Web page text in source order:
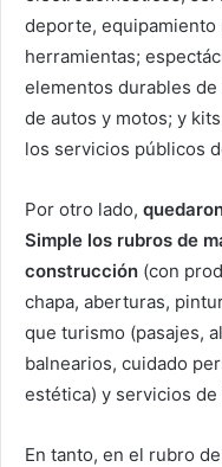
deporte, equipamiento
herramientas;
elementos durables
de autos y motos; y
los servicios públicos
Por otro lado,
Simple los rubros de
construcción (con
chapa, aberturas,
que turismo (pasajes,
balnearios, cuidado
estética) y servicios
En tanto, en el rubro